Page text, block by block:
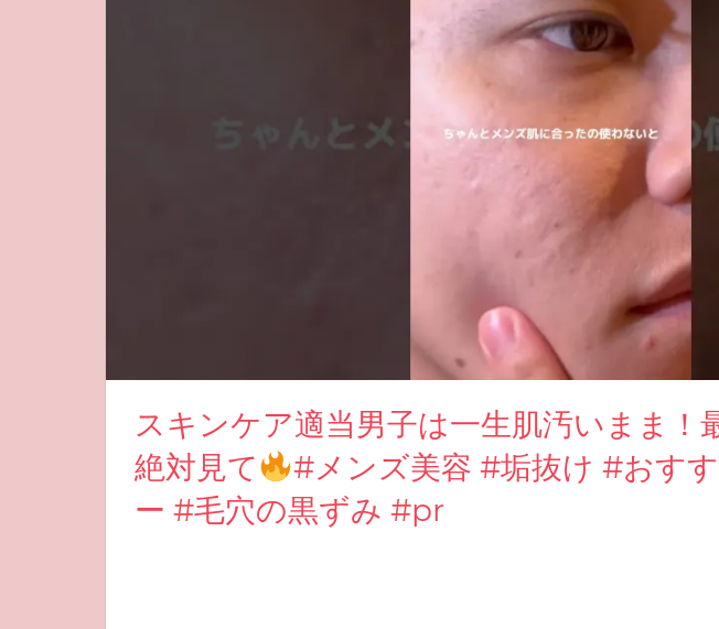
スキンケア適当男子は一生肌汚いまま！
絶対見て
#メンズ美容 #垢抜け #おす
ー #毛穴の黒ずみ #pr